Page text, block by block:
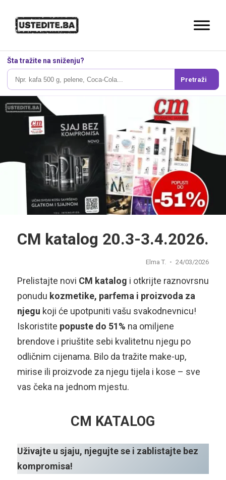
Šta tražite na sniženju?
Pretraži
CM katalog 20.3-3.4.2026.
Elma T. 24/03/2026
Prelistajte novi CM katalog i otkrijte raznovrsnu
ponudu kozmetike, parfema i proizvoda za
njegu koji će upotpuniti vašu svakodnevnicu!
Iskoristite popuste do 51% na omiljene
brendove i priuštite sebi kvalitetnu njegu po
odličnim cijenama. Bilo da tražite make-up,
mirise ili proizvode za njegu tijela i kose – sve
vas čeka na jednom mjestu.
CM KATALOG
Uživajte u sjaju, njegujte se i zablistajte bez
kompromisa!